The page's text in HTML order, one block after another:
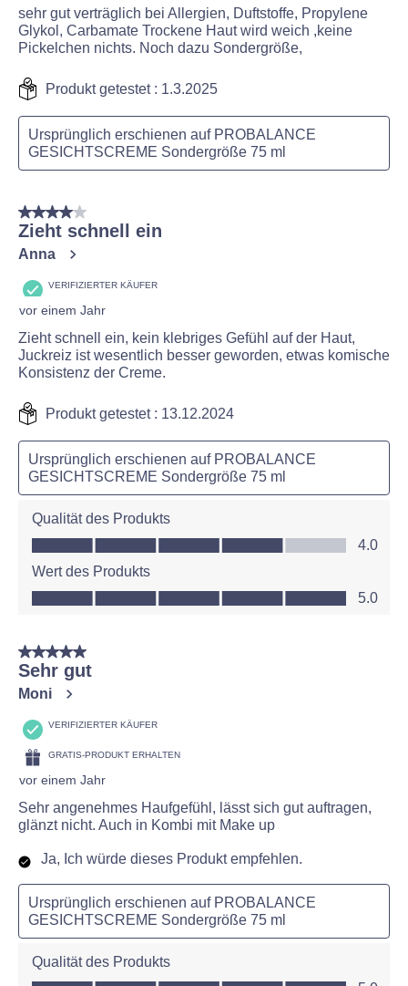
sehr gut verträglich bei Allergien, Duftstoffe, Propylene
Glykol, Carbamate Trockene Haut wird weich ,keine
Pickelchen nichts. Noch dazu Sondergröße,
Produkt getestet : 1.3.2025
Ursprünglich erschienen auf PROBALANCE
GESICHTSCREME Sondergröße 75 ml
4 von 5 Sternen.
Zieht schnell ein
Anna
VERIFIZIERTER KÄUFER
vor einem Jahr
Zieht schnell ein, kein klebriges Gefühl auf der Haut,
Juckreiz ist wesentlich besser geworden, etwas komische
Konsistenz der Creme.
Produkt getestet : 13.12.2024
Ursprünglich erschienen auf PROBALANCE
GESICHTSCREME Sondergröße 75 ml
Qualität des Produkts
Qualität des Produkts, 4.0 von 5
4.0
Wert des Produkts
Wert des Produkts, 5.0 von 5
5.0
5 von 5 Sternen.
Sehr gut
Moni
VERIFIZIERTER KÄUFER
GRATIS-PRODUKT ERHALTEN
vor einem Jahr
Sehr angenehmes Haufgefühl, lässt sich gut auftragen,
glänzt nicht. Auch in Kombi mit Make up
Ja, Ich würde dieses Produkt empfehlen.
Ursprünglich erschienen auf PROBALANCE
GESICHTSCREME Sondergröße 75 ml
Qualität des Produkts
Qualität des Produkts, 5.0 von 5